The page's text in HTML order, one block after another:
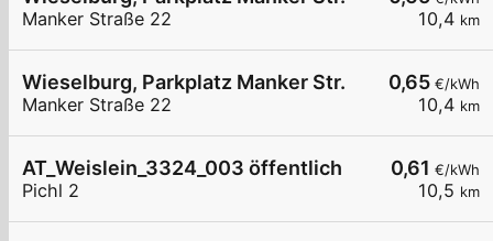
10,4 km
Manker Straße 22
0,65 €/kWh
10,4 km
Wieselburg, Parkplatz Manker Str.
Manker Straße 22
0,61 €/kWh
10,5 km
AT_Weislein_3324_003 öffentlich
Pichl 2